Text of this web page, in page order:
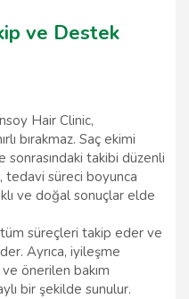
ve Destek
Hair Clinic,
bırakmaz. Saç ekimi
sonrasındaki takibi düzenli
tedavi süreci boyunca
ve doğal sonuçlar elde
süreçleri takip eder ve
Ayrıca, iyileşme
önerilen bakım
bir şekilde sunulur.